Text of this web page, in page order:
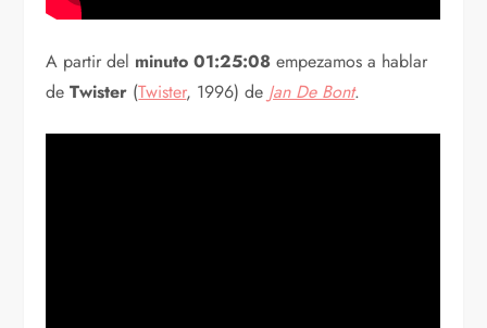
A partir del minuto 01:25:08 empezamos a hablar
deTwister (Twister, 1996) de Jan De Bont.